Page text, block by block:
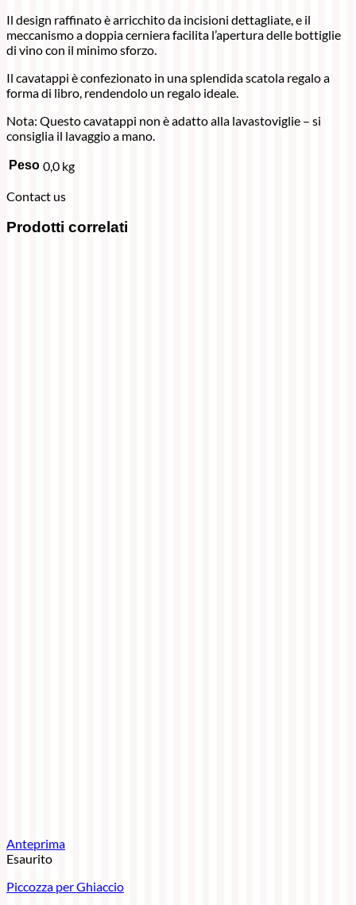
Il design raffinato è arricchito da incisioni dettagliate, e il
meccanismo a doppia cerniera facilita l’apertura delle bottiglie
di vino con il minimo sforzo.
Il cavatappi è confezionato in una splendida scatola regalo a
forma di libro, rendendolo un regalo ideale.
Nota: Questo cavatappi non è adatto alla lavastoviglie – si
consiglia il lavaggio a mano.
Peso 0,0 kg
Contact us
Prodotti correlati
Anteprima
Esaurito
Piccozza per Ghiaccio